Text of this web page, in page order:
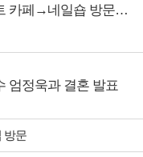
카페→네일숍 방문…
엄정욱과 결혼 발표
방문